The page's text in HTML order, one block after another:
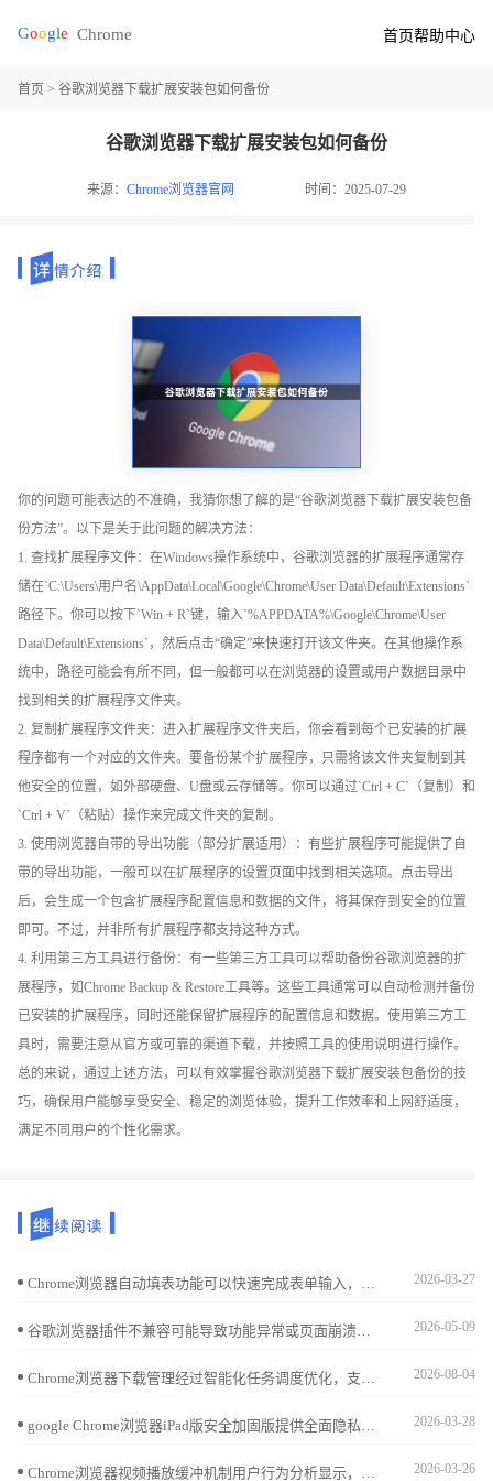
首页帮助中心
首页 > 谷歌浏览器下载扩展安装包如何备份
谷歌浏览器下载扩展安装包如何备份
来源：Chrome浏览器官网 时间：2025-07-29
你的问题可能表达的不准确，我猜你想了解的是“谷歌浏览器下载扩展安装包备
份方法”。以下是关于此问题的解决方法：
1. 查找扩展程序文件：在Windows操作系统中，谷歌浏览器的扩展程序通常存
储在`C:\Users\用户名\AppData\Local\Google\Chrome\User Data\Default\Extensions`
路径下。你可以按下`Win + R`键，输入`%APPDATA%\Google\Chrome\User
Data\Default\Extensions`，然后点击“确定”来快速打开该文件夹。在其他操作系
统中，路径可能会有所不同，但一般都可以在浏览器的设置或用户数据目录中
找到相关的扩展程序文件夹。
2. 复制扩展程序文件夹：进入扩展程序文件夹后，你会看到每个已安装的扩展
程序都有一个对应的文件夹。要备份某个扩展程序，只需将该文件夹复制到其
他安全的位置，如外部硬盘、U盘或云存储等。你可以通过`Ctrl + C`（复制）和
`Ctrl + V`（粘贴）操作来完成文件夹的复制。
3. 使用浏览器自带的导出功能（部分扩展适用）：有些扩展程序可能提供了自
带的导出功能，一般可以在扩展程序的设置页面中找到相关选项。点击导出
后，会生成一个包含扩展程序配置信息和数据的文件，将其保存到安全的位置
即可。不过，并非所有扩展程序都支持这种方式。
4. 利用第三方工具进行备份：有一些第三方工具可以帮助备份谷歌浏览器的扩
展程序，如Chrome Backup & Restore工具等。这些工具通常可以自动检测并备份
已安装的扩展程序，同时还能保留扩展程序的配置信息和数据。使用第三方工
具时，需要注意从官方或可靠的渠道下载，并按照工具的使用说明进行操作。
总的来说，通过上述方法，可以有效掌握谷歌浏览器下载扩展安装包备份的技
巧，确保用户能够享受安全、稳定的浏览体验，提升工作效率和上网舒适度，
满足不同用户的个性化需求。
Chrome浏览器自动填表功能可以快速完成表单输入，文章详细讲解操作方法和实用技巧，帮助用户高效填写表单，提高办公效率。 2026-03-27
谷歌浏览器插件不兼容可能导致功能异常或页面崩溃，可通过更新插件版本、调整权限设置、禁用冲突插件等方法进行优化，确保扩展功能稳定运行。 2026-05-09
Chrome浏览器下载管理经过智能化任务调度优化，支持多任务同时处理和带宽自动分配，用户可以高效完成文件下载，同时减少下载失败，提高整体操作效率和使用便利性。 2026-08-04
google Chrome浏览器iPad版安全加固版提供全面隐私保护功能，优化下载流程和操作体验，确保用户浏览数据安全，提高移动端浏览器使用信任度。 2026-03-28
Chrome浏览器视频播放缓冲机制用户行为分析显示，通过对用户播放习惯和缓冲优化策略研究，提升视频观看稳定性和流畅度。 2026-03-26